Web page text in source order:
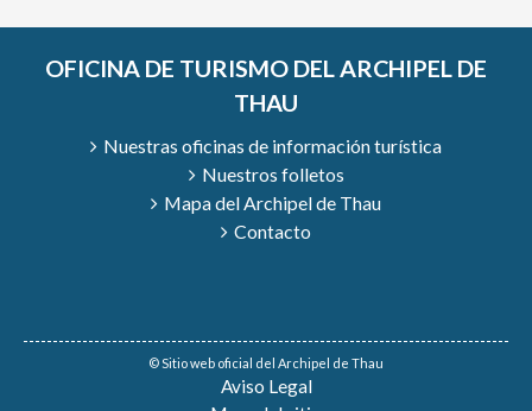
OFICINA DE TURISMO DEL ARCHIPEL DE
THAU
Nuestras oficinas de información turística
Nuestros folletos
Mapa del Archipel de Thau
Contacto
© Sitio web oficial del Archipel de Thau
Aviso Legal